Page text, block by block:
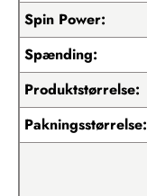
Spin Power:
Spænding:
Produktstørrelse:
Pakningsstørrelse: